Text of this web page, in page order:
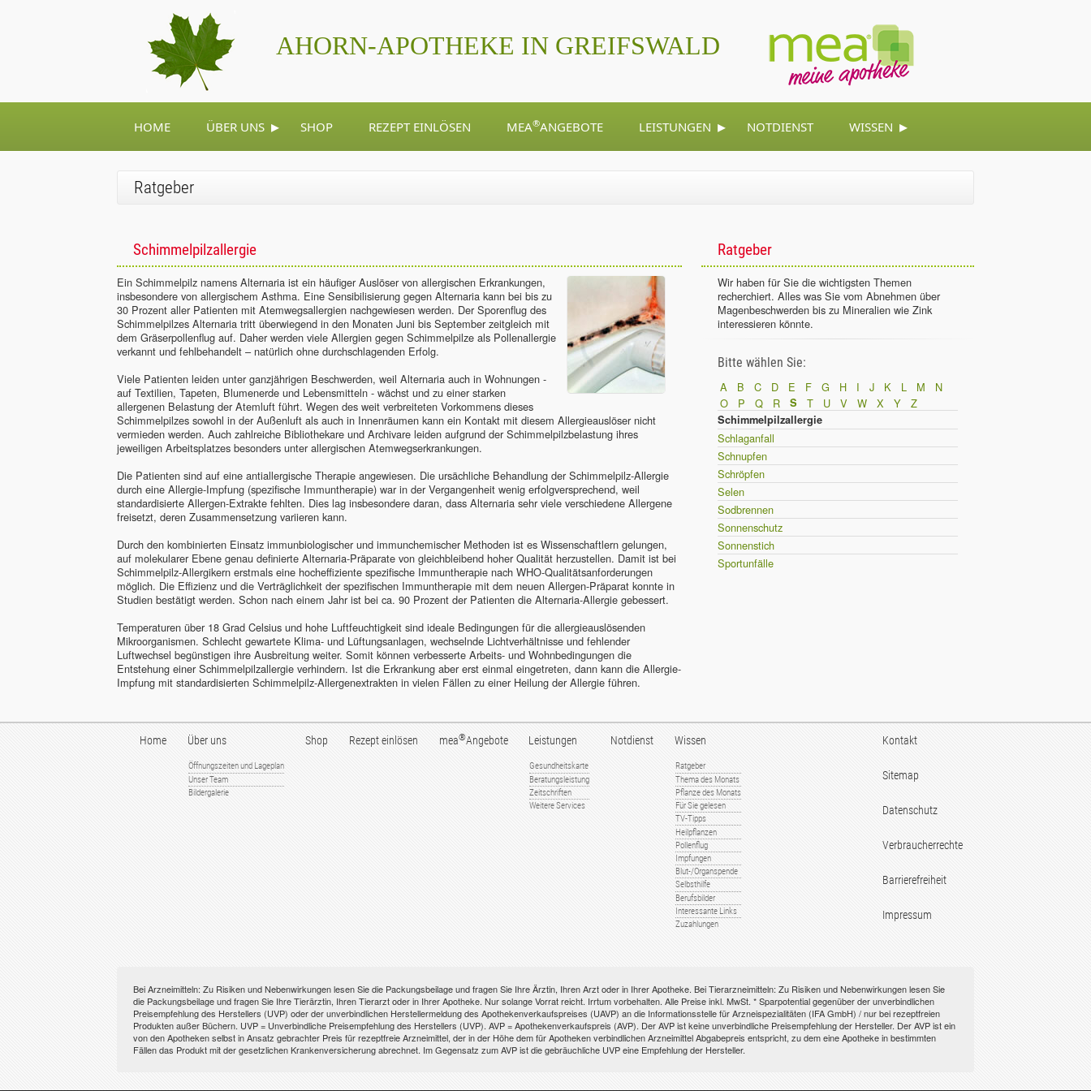
AHORN-APOTHEKE IN GREIFSWALD
HOME ÜBER UNS ▸ SHOP REZEPT EINLÖSEN MEA®ANGEBOTE LEISTUNGEN ▸ NOTDIENST WISSEN ▸
Ratgeber
Ratgeber
Wir haben für Sie die wichtigsten Themen
recherchiert. Alles was Sie vom Abnehmen über
Magenbeschwerden bis zu Mineralien wie Zink
interessieren könnte.
Bitte wählen Sie:
A
B C D E F G H I J K L M
N
O
P Q R S T U V W X Y Z
Schimmelpilzallergie
Schlaganfall
Schnupfen
Schröpfen
Selen
Sodbrennen
Sonnenschutz
Sonnenstich
Sportunfälle
Schimmelpilzallergie
Ein Schimmelpilz namens Alternaria ist ein häufiger Auslöser von allergischen Erkrankungen,
insbesondere von allergischem Asthma. Eine Sensibilisierung gegen Alternaria kann bei bis zu
30 Prozent aller Patienten mit Atemwegsallergien nachgewiesen werden. Der Sporenflug des
Schimmelpilzes Alternaria tritt überwiegend in den Monaten Juni bis September zeitgleich mit
dem Gräserpollenflug auf. Daher werden viele Allergien gegen Schimmelpilze als Pollenallergie
verkannt und fehlbehandelt – natürlich ohne durchschlagenden Erfolg.
Viele Patienten leiden unter ganzjährigen Beschwerden, weil Alternaria auch in Wohnungen -
auf Textilien, Tapeten, Blumenerde und Lebensmitteln - wächst und zu einer starken
allergenen Belastung der Atemluft führt. Wegen des weit verbreiteten Vorkommens dieses
Schimmelpilzes sowohl in der Außenluft als auch in Innenräumen kann ein Kontakt mit diesem Allergieauslöser nicht
vermieden werden. Auch zahlreiche Bibliothekare und Archivare leiden aufgrund der Schimmelpilzbelastung ihres
jeweiligen Arbeitsplatzes besonders unter allergischen Atemwegserkrankungen.
Die Patienten sind auf eine antiallergische Therapie angewiesen. Die ursächliche Behandlung der Schimmelpilz-Allergie
durch eine Allergie-Impfung (spezifische Immuntherapie) war in der Vergangenheit wenig erfolgversprechend, weil
standardisierte Allergen-Extrakte fehlten. Dies lag insbesondere daran, dass Alternaria sehr viele verschiedene Allergene
freisetzt, deren Zusammensetzung variieren kann.
Durch den kombinierten Einsatz immunbiologischer und immunchemischer Methoden ist es Wissenschaftlern gelungen,
auf molekularer Ebene genau definierte Alternaria-Präparate von gleichbleibend hoher Qualität herzustellen. Damit ist bei
Schimmelpilz-Allergikern erstmals eine hocheffiziente spezifische Immuntherapie nach WHO-Qualitätsanforderungen
möglich. Die Effizienz und die Verträglichkeit der spezifischen Immuntherapie mit dem neuen Allergen-Präparat konnte in
Studien bestätigt werden. Schon nach einem Jahr ist bei ca. 90 Prozent der Patienten die Alternaria-Allergie gebessert.
Temperaturen über 18 Grad Celsius und hohe Luftfeuchtigkeit sind ideale Bedingungen für die allergieauslösenden
Mikroorganismen. Schlecht gewartete Klima- und Lüftungsanlagen, wechselnde Lichtverhältnisse und fehlender
Luftwechsel begünstigen ihre Ausbreitung weiter. Somit können verbesserte Arbeits- und Wohnbedingungen die
Entstehung einer Schimmelpilzallergie verhindern. Ist die Erkrankung aber erst einmal eingetreten, dann kann die Allergie-
Impfung mit standardisierten Schimmelpilz-Allergenextrakten in vielen Fällen zu einer Heilung der Allergie führen.
Home Über uns
Öffnungszeiten und Lageplan
Unser Team
Bildergalerie
Shop Rezept einlösen mea®Angebote Leistungen
Gesundheitskarte
Beratungsleistung
Zeitschriften
Weitere Services
Notdienst Wissen
Ratgeber
Thema des Monats
Pflanze des Monats
Für Sie gelesen
TV-Tipps
Heilpflanzen
Pollenflug
Impfungen
Blut-/Organspende
Selbsthilfe
Berufsbilder
Interessante Links
Zuzahlungen
Kontakt
Sitemap
Datenschutz
Verbraucherrechte
Barrierefreiheit
Impressum
Bei Arzneimitteln: Zu Risiken und Nebenwirkungen lesen Sie die Packungsbeilage und fragen Sie Ihre Ärztin, Ihren Arzt oder in Ihrer Apotheke. Bei Tierarzneimitteln: Zu Risiken und Nebenwirkungen lesen Sie
die Packungsbeilage und fragen Sie Ihre Tierärztin, Ihren Tierarzt oder in Ihrer Apotheke. Nur solange Vorrat reicht. Irrtum vorbehalten. Alle Preise inkl. MwSt. * Sparpotential gegenüber der unverbindlichen
Preisempfehlung des Herstellers (UVP) oder der unverbindlichen Herstellermeldung des Apothekenverkaufspreises (UAVP) an die Informationsstelle für Arzneispezialitäten (IFA GmbH) / nur bei rezeptfreien
Produkten außer Büchern. UVP = Unverbindliche Preisempfehlung des Herstellers (UVP). AVP = Apothekenverkaufspreis (AVP). Der AVP ist keine unverbindliche Preisempfehlung der Hersteller. Der AVP ist ein
von den Apotheken selbst in Ansatz gebrachter Preis für rezeptfreie Arzneimittel, der in der Höhe dem für Apotheken verbindlichen Arzneimittel Abgabepreis entspricht, zu dem eine Apotheke in bestimmten
Fällen das Produkt mit der gesetzlichen Krankenversicherung abrechnet. Im Gegensatz zum AVP ist die gebräuchliche UVP eine Empfehlung der Hersteller.